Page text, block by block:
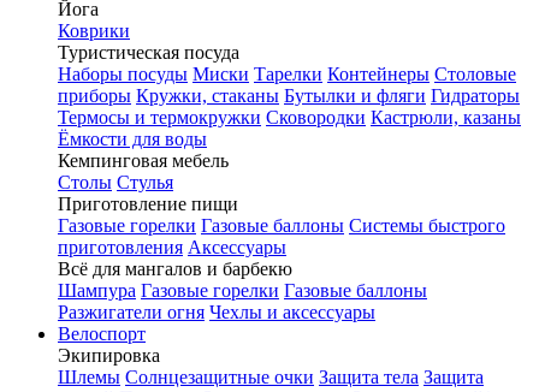
Йога
Коврики
Туристическая посуда
Наборы посуды Миски Тарелки Контейнеры Столовые
приборы Кружки, стаканы Бутылки и фляги Гидраторы
Термосы и термокружки Сковородки Кастрюли, казаны
Ёмкости для воды
Кемпинговая мебель
Столы Стулья
Приготовление пищи
Газовые горелки Газовые баллоны Системы быстрого
приготовления Аксессуары
Всё для мангалов и барбекю
Шампура Газовые горелки Газовые баллоны
Разжигатели огня Чехлы и аксессуары
Велоспорт
Экипировка
Шлемы Солнцезащитные очки Защита тела Защита